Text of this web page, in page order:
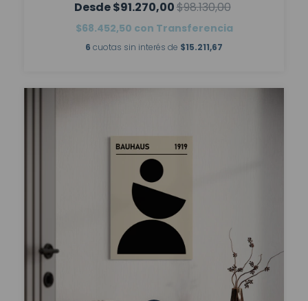
$91.270,00$98.130,00
$68.452,50 con Transferencia
6 cuotas sin interés de $15.211,67